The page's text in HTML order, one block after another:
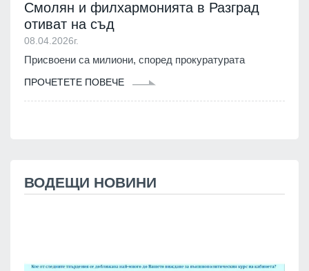
Смолян и филхармонията в Разград
отиват на съд
08.04.2026г.
Присвоени са милиони, според прокуратурата
ПРОЧЕТЕТЕ ПОВЕЧЕ
ВОДЕЩИ НОВИНИ